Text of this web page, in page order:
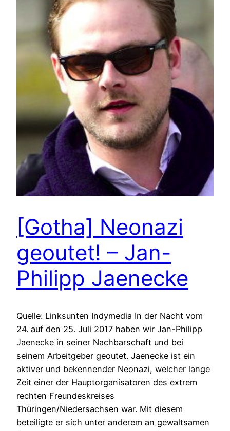
[Gotha] Neonazi
geoutet! – Jan-
Philipp Jaenecke
Quelle: Linksunten Indymedia In der Nacht vom
24. auf den 25. Juli 2017 haben wir Jan-Philipp
Jaenecke in seiner Nachbarschaft und bei
seinem Arbeitgeber geoutet. Jaenecke ist ein
aktiver und bekennender Neonazi, welcher lange
Zeit einer der Hauptorganisatoren des extrem
rechten Freundeskreises
Thüringen/Niedersachsen war. Mit diesem
beteiligte er sich unter anderem an gewaltsamen